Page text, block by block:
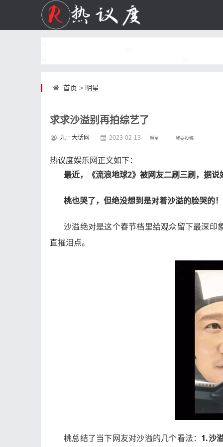
首页 > 明星
求求沙溢别再拍综艺了
九一大话网 2023-02-13 明星 我要投稿
热议度娱乐网 正文如下：
最近，《流浪地球2》被网友二刷三刷，据说
桃也哭了，但绝没想到是对着沙溢的脸哭的！
沙溢绝对是这个春节档里给观众留下最深印
直摧泪点。
桃总结了当下网友对沙溢的几个看法： 1.沙